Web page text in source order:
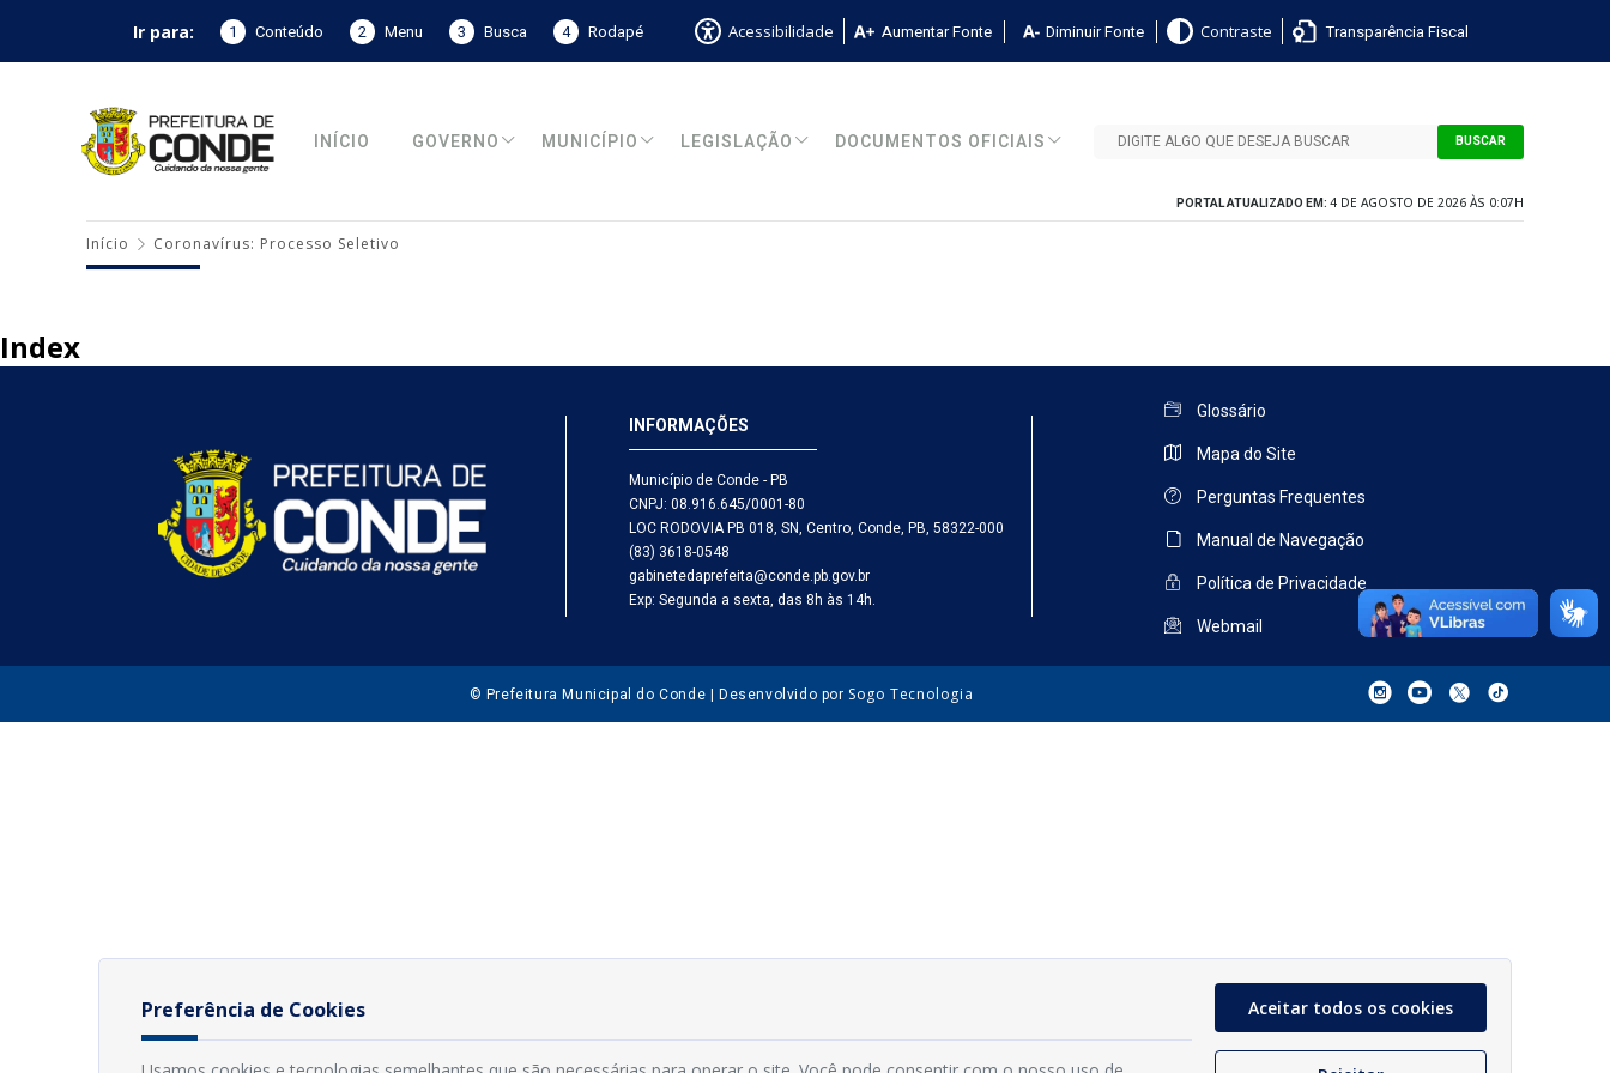
Ir para: 1 Conteúdo 2 Menu 3 Busca 4 Rodapé Acessibilidade Aumentar Fonte Diminuir Fonte Contraste Transparência Fiscal
INÍCIO GOVERNO MUNICÍPIO LEGISLAÇÃO DOCUMENTOS OFICIAIS BUSCAR
PORTAL ATUALIZADO EM: 4 DE AGOSTO DE 2026 ÀS 0:07H
Início Coronavírus: Processo Seletivo
Index
INFORMAÇÕES
Município de Conde - PB
CNPJ: 08.916.645/0001-80
LOC RODOVIA PB 018, SN, Centro, Conde, PB, 58322-000
(83) 3618-0548
gabinetedaprefeita@conde.pb.gov.br
Exp: Segunda a sexta, das 8h às 14h.
Glossário
Mapa do Site
Perguntas Frequentes
Manual de Navegação
Política de Privacidade
Webmail
© Prefeitura Municipal do Conde | Desenvolvido por Sogo Tecnologia
Preferência de Cookies Aceitar todos os cookies